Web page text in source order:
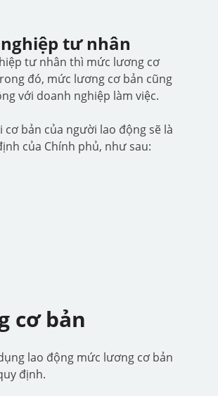
tư nhân
tư nhân thì mức lương cơ
đó, mức lương cơ bản cũng
với doanh nghiệp làm việc.
bản của người lao động sẽ là
của Chính phủ, như sau:
cơ bản
lao động mức lương cơ bản
định.